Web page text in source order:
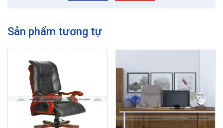
Sản phẩm tương tự